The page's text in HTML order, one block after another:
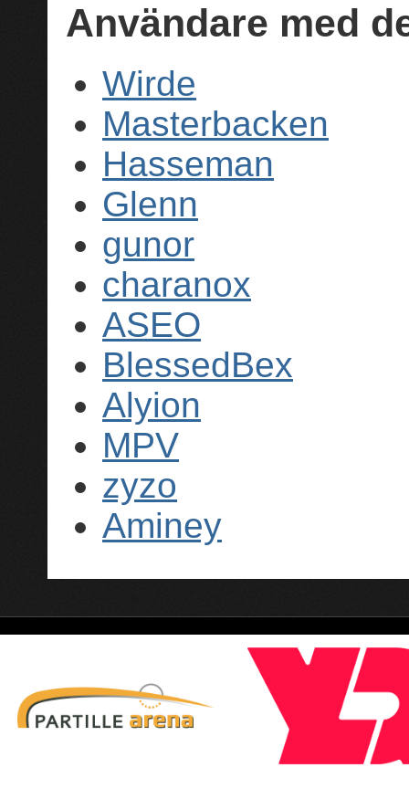
Användare med
Wirde
Masterbacken
Hasseman
Glenn
gunor
charanox
ASEO
BlessedBex
Alyion
MPV
zyzo
Aminey